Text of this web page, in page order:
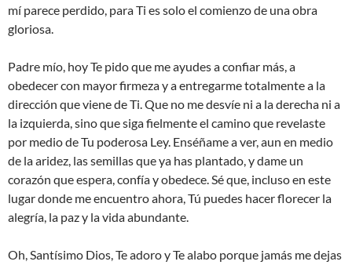
mí parece perdido, para Ti es solo el comienzo de una obra
gloriosa.
Padre mío, hoy Te pido que me ayudes a confiar más, a
obedecer con mayor firmeza y a entregarme totalmente a la
dirección que viene de Ti. Que no me desvíe ni a la derecha ni a
la izquierda, sino que siga fielmente el camino que revelaste
por medio de Tu poderosa Ley. Enséñame a ver, aun en medio
de la aridez, las semillas que ya has plantado, y dame un
corazón que espera, confía y obedece. Sé que, incluso en este
lugar donde me encuentro ahora, Tú puedes hacer florecer la
alegría, la paz y la vida abundante.
Oh, Santísimo Dios, Te adoro y Te alabo porque jamás me dejas